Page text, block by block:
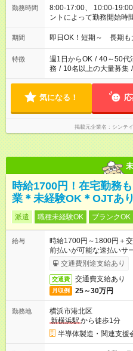
勤務時間
8:00-17:00、 10:00-19:00
期間 即日OK！短期～ 長期も
特徴 週1日からOK / 40～50代
務 / 10名以上の大量募集 /
気になる！
掲載元企業名 シンテ
時給1700円！在宅勤務
業＊未経験OK＊OJTあり
派遣 職種未経験OK ブランクOK
給与
時給1700円～1800円＋
前払いが可能な速払いサ
交通費別途支給あり
交通費 交通費支給あり
月収例 25～30万円
勤務地
横浜市港北区
新横浜駅から徒歩1分
半導体製造・関連支援